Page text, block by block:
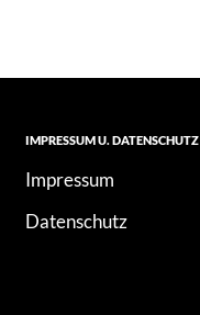
IMPRESSUM U. DATENSCHUTZ
Impressum
Datenschutz